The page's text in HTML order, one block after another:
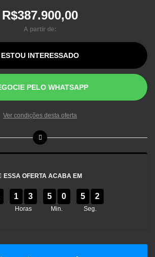
R$387.900,00
A partir de:
ESTOU INTERESSADO
PELO WHATSAPP
Ver condições desta oferta
ESSA OFERTA ACABA EM
1 3
Horas
5 0
Min.
5 2
Seg.